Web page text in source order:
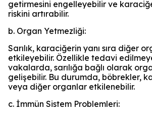
getirmesini engelleyebilir ve
riskini artırabilir.
b. Organ Yetmezliği:
Sarılık, karaciğerin yanı sıra diğer
etkileyebilir. Özellikle tedavi
vakalarda, sarılığa bağlı olarak
gelişebilir. Bu durumda, böbrekler,
veya diğer organlar etkilenebilir.
c. İmmün Sistem Problemleri: